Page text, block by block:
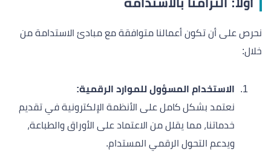
نحرص على أن تكون أعمالنا متوافقة مع مبادئ الاستدامة من
خلال:
الاستخدام المسؤول للموارد الرقمية:
نعتمد بشكل كامل على الأنظمة الإلكترونية في تقديم
خدماتنا، مما يقلل من الاعتماد على الأوراق والطباعة،
ويدعم التحول الرقمي المستدام.